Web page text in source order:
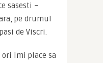
sasesti –
pe drumul
de Viscri.
imi place sa